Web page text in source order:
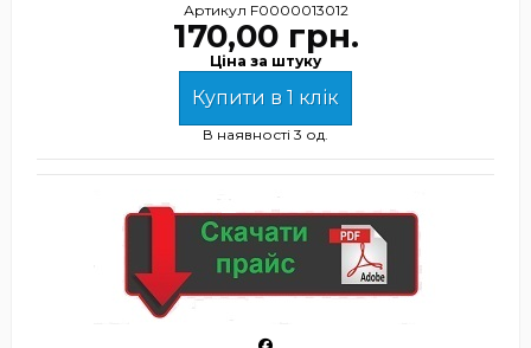
Артикул F0000013012
170,00 грн.
Ціна за штуку
Купити в 1 клік
В наявності 3 од.